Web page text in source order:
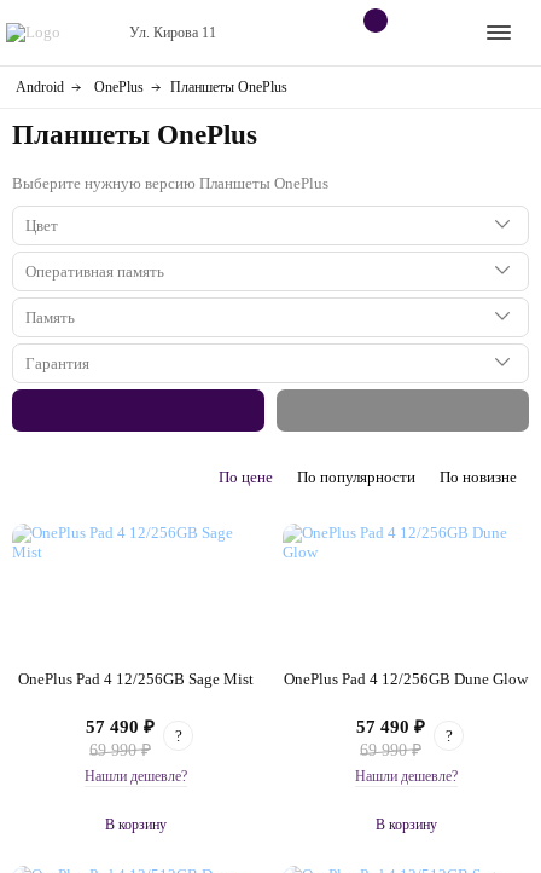
Ул. Кирова 11
Контакты
магазине
Apple
Яндекс станции
Приставки
Android
Контакты
Android OnePlus Планшеты OnePlus
Планшеты OnePlus
Выберите нужную версию Планшеты OnePlus
Цвет
Коричневый
Зеленый
Оперативная память
12 ГБ
Память
256 ГБ
512 ГБ
Гарантия
По цене По популярности По новизне
OnePlus Pad 4 12/256GB Sage Mist
57 490 ₽
69 990 ₽
?
Нашли дешевле?
В корзину
OnePlus Pad 4 12/256GB Dune Glow
57 490 ₽
69 990 ₽
?
Нашли дешевле?
В корзину